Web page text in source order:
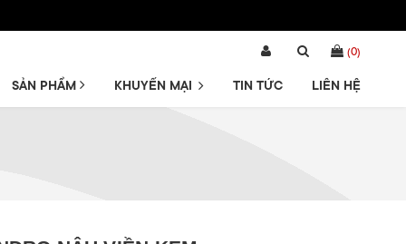
(0)
SẢN PHẨM KHUYẾN MẠI TIN TỨC LIÊN HỆ